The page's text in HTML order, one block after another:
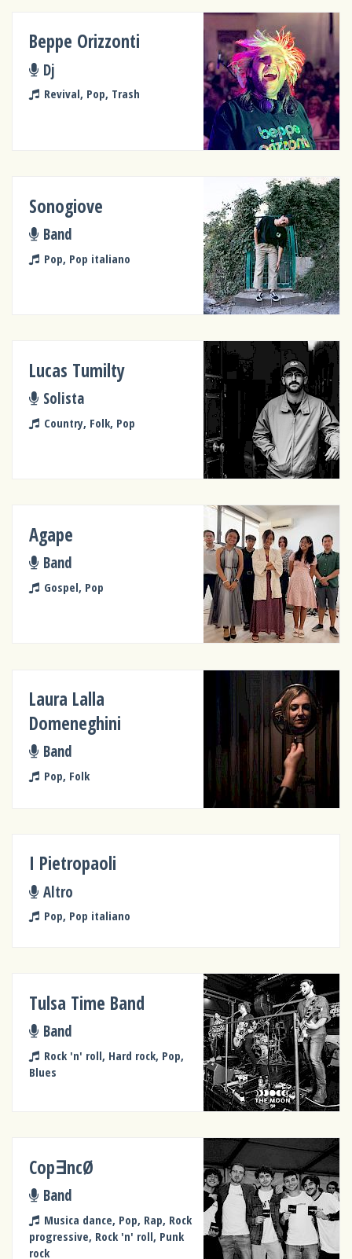
Beppe Orizzonti
Dj
Revival, Pop, Trash
Sonogiove
Band
Pop, Pop italiano
Lucas Tumilty
Solista
Country, Folk, Pop
Agape
Band
Gospel, Pop
Laura Lalla
Domeneghini
Band
Pop, Folk
I Pietropaoli
Altro
Pop, Pop italiano
Tulsa Time Band
Band
Rock 'n' roll, Hard rock, Pop,
Blues
Cop∃ncØ
Band
Musica dance, Pop, Rap, Rock
progressive, Rock 'n' roll, Punk
rock